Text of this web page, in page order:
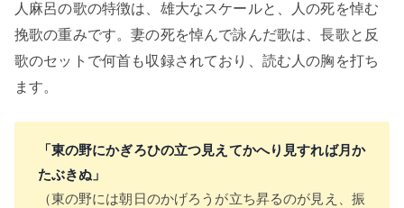
人麻呂の歌の特徴は、雄大なスケールと、人の死を悼む
挽歌の重みです。妻の死を悼んで詠んだ歌は、長歌と反
歌のセットで何首も収録されており、読む人の胸を打ち
ます。
「東の野にかぎろひの立つ見えてかへり見すれば月か
たぶきぬ」
（東の野には朝日のかげろうが立ち昇るのが見え、振